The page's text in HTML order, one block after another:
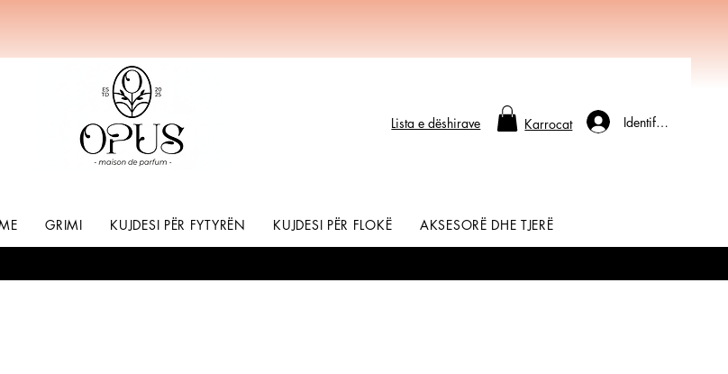
Lista e dëshirave Identifikohu
Karrocat
GRIMI KUJDESI PËR FYTYRËN KUJDESI PËR FLOKË AKSESORË DHE TJERË